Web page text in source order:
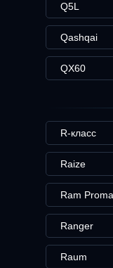
Q5L
Qashqai
QX60
R-класс
Raize
Ram
Ranger
Raum